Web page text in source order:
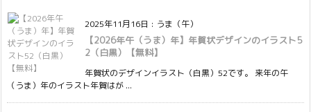
2025年11月16日 : うま（午）
【2026年午（うま）年】年賀状デザインのイラスト5
2（白黒）【無料】
年賀状のデザインイラスト（白黒）52です。 来年の午
（うま）年のイラスト年賀はが ...